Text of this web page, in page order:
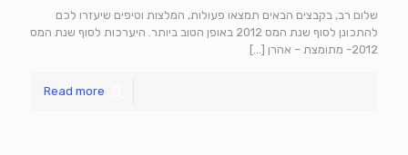
שלום רב, בקבצים הבאים תמצאו פעולות, המלצות וטיפים שיעזרו לכם
להתכונן לסוף שנת המס 2012 באופן הטוב ביותר. היערכות לסוף שנת המס
2012- מתומצת – אהרן
[…]
Read more